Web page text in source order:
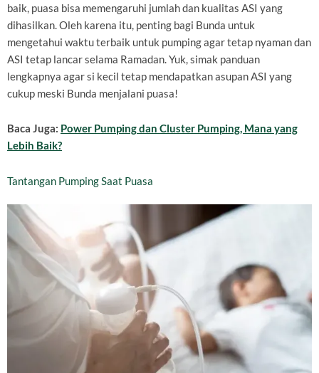
baik, puasa bisa memengaruhi jumlah dan kualitas ASI yang
dihasilkan. Oleh karena itu, penting bagi Bunda untuk
mengetahui waktu terbaik untuk pumping agar tetap nyaman dan
ASI tetap lancar selama Ramadan. Yuk, simak panduan
lengkapnya agar si kecil tetap mendapatkan asupan ASI yang
cukup meski Bunda menjalani puasa!
Baca Juga: Power Pumping dan Cluster Pumping, Mana yang
Lebih Baik?
Tantangan Pumping Saat Puasa